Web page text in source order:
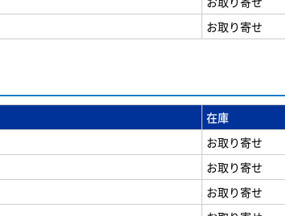
お取り寄せ
在庫
お取り寄せ
お取り寄せ
お取り寄せ